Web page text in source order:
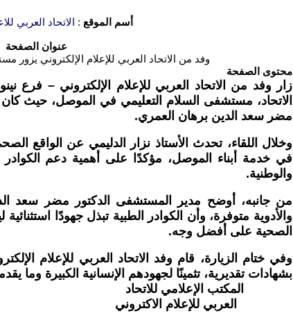
أسم الموقع : الاتحاد العربي
عنوان الصفحة
وفد من الاتحاد العربي للإعلام الإلكتروني يزور
محتوى الصفحة
زار وفد من الاتحاد العربي للإعلام الإلكتروني – فرع
الاتحاد، مستشفى السلام التعليمي في الموصل، حيث
مضر سعد الدين برهان العمري.
وخلال اللقاء، تحدث الأستاذ نزار الدليمي عن الواقع
في خدمة أبناء الموصل، مؤكدًا على أهمية دعم الكوادر
والوطنية.
من جانبه، أوضح مدير المستشفى الدكتور مضر سعد
والأدوية متوفرة، وأن الكوادر الطبية تبذل جهودًا
الصحية على أفضل وجه.
وفي ختام الزيارة، قام وفد الاتحاد العربي للإعلام
بشهادات تقديرية، تثمينًا لجهودهم الإنسانية الكبيرة وما
المكتب الإعلامي للاتحاد
العربي للإعلام الاكتروني